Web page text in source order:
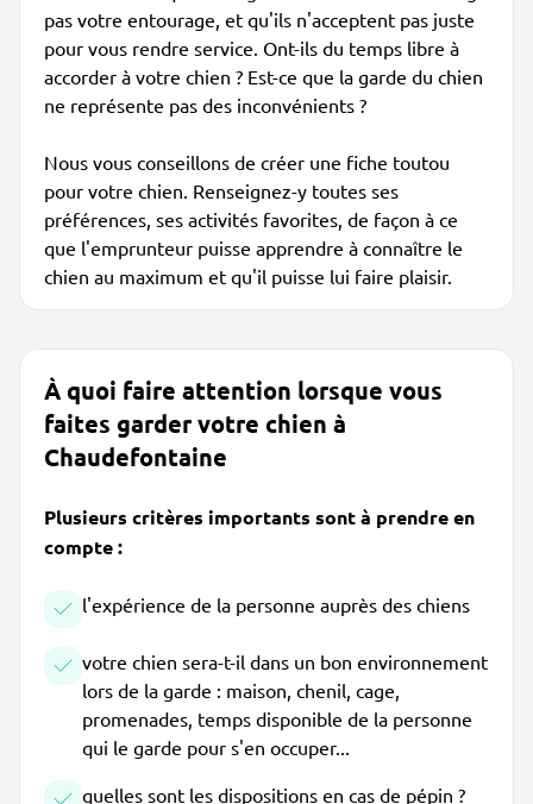
pas votre entourage, et qu'ils n'acceptent pas juste
pour vous rendre service. Ont-ils du temps libre à
accorder à votre chien ? Est-ce que la garde du chien
ne représente pas des inconvénients ?
Nous vous conseillons de créer une fiche toutou
pour votre chien. Renseignez-y toutes ses
préférences, ses activités favorites, de façon à ce
que l'emprunteur puisse apprendre à connaître le
chien au maximum et qu'il puisse lui faire plaisir.
À quoi faire attention lorsque vous
faites garder votre chien à
Chaudefontaine
Plusieurs critères importants sont à prendre en
compte :
l'expérience de la personne auprès des chiens
votre chien sera-t-il dans un bon environnement
lors de la garde : maison, chenil, cage,
promenades, temps disponible de la personne
qui le garde pour s'en occuper...
quelles sont les dispositions en cas de pépin ?